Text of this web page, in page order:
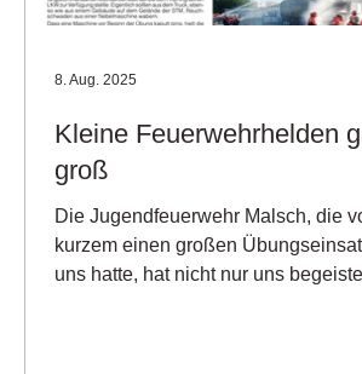
Kleine Feuerwehrhelden
groß
Die Jugendfeuerwehr Malsch, die
kurzem einen großen
uns hatte, hat nicht nur uns
8. Aug. 2025